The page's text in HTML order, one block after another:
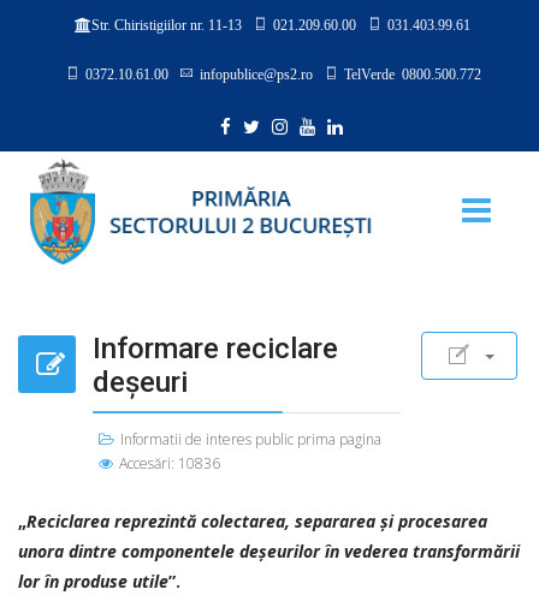
Str. Chiristigiilor nr. 11-13 021.209.60.00 031.403.99.61
0372.10.61.00 infopublice@ps2.ro TelVerde 0800.500.772
Informare reciclare
deşeuri
Informatii de interes public prima pagina
Accesări: 10836
„Reciclarea reprezintă colectarea, separarea şi procesarea
unora dintre componentele deşeurilor în vederea transformării
lor în produse utile”.